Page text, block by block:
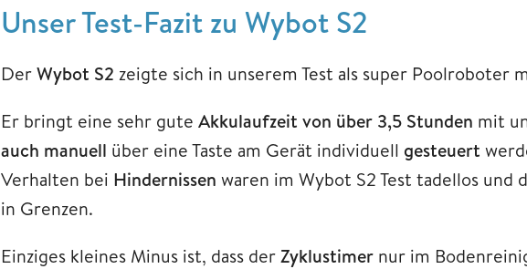
Unser Test-Fazit zu Wybot S2
DerWybot S2 zeigte sich in unserem Test als super Poolroboter
Er bringt eine sehr gute Akkulaufzeit von über 3,5 Stunden mit
auch manuell über eine Taste am Gerät individuell gesteuert
Verhalten bei Hindernissen waren im Wybot S2 Test tadellos und
in Grenzen.
Einziges kleines Minus ist, dass derZyklustimer nur im